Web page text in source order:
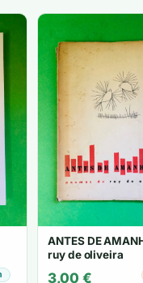
ANTES DE
ruy de oliveira
3,00 €